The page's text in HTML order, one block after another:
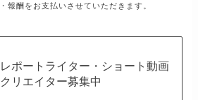
報酬をお支払いさせていただきます。
レポートライター・ショート動画
クリエイター募集中